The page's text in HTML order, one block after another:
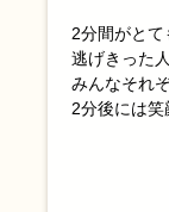
2分間がと
逃げきった
みんなそれ
2分後には